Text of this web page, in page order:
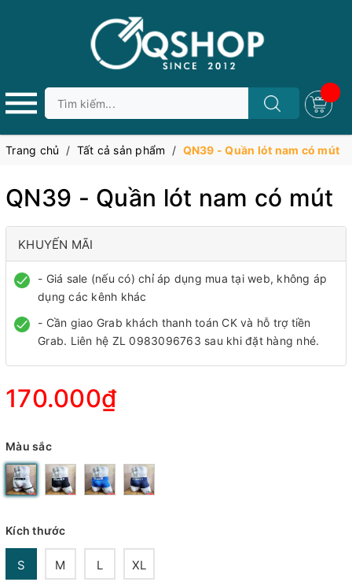
Trang chủ / Tất cả sản phẩm / QN39 - Quần lót nam có mút
QN39 - Quần lót nam có mút
KHUYẾN MÃI
- Giá sale (nếu có) chỉ áp dụng mua tại web, không áp
dụng các kênh khác
- Cần giao Grab khách thanh toán CK và hỗ trợ tiền
Grab. Liên hệ ZL 0983096763 sau khi đặt hàng nhé.
170.000₫
Màu sắc
Kích thước
S M L XL